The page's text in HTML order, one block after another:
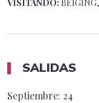
VISITANDO:
SALIDAS
Septiembre: 24